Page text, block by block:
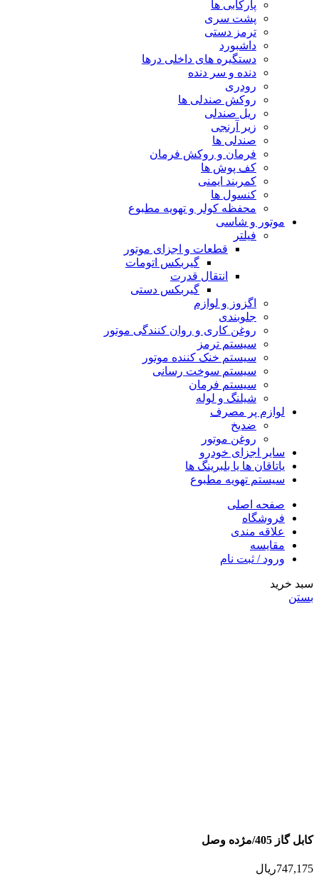
پارکابی ها
پشت سری
ترمز دستی
داشبورد
دستگیره های داخلی درها
دنده و سر دنده
رودری
روکش صندلی ها
ریل صندلی
زیر آرنجی
صندلی ها
فرمان و روکش فرمان
کف پوش ها
کمربند ایمنی
کنسول ها
محفظه کولر و تهویه مطبوع
موتور و شاسی
فیلتر
قطعات و اجزای موتور
گیربکس اتومات
انتقال قدرت
گیربکس دستی
اگزوز و لوازم
جلوبندی
روغن کاری و روان کنندگی موتور
سیستم ترمز
سیستم خنک کننده موتور
سیستم سوخت رسانی
سیستم فرمان
شیلنگ و لوله
لوازم پر مصرف
ضدیخ
روغن موتور
سایر اجزای خودرو
یاتاقان ها یا بلبرینگ ها
سیستم تهویه مطبوع
صفحه اصلی
فروشگاه
علاقه مندی
مقایسه
ورود / ثبت نام
سبد خرید
بستن
کابل گاز 405/مژده وصل
747,175ریال